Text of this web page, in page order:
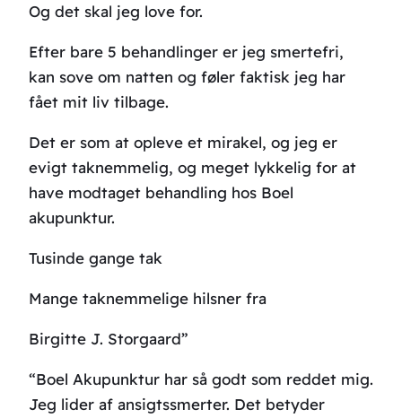
Og det skal jeg love for.
Efter bare 5 behandlinger er jeg smertefri,
kan sove om natten og føler faktisk jeg har
fået mit liv tilbage.
Det er som at opleve et mirakel, og jeg er
evigt taknemmelig, og meget lykkelig for at
have modtaget behandling hos Boel
akupunktur.
Tusinde gange tak
Mange taknemmelige hilsner fra
Birgitte J. Storgaard”
“Boel Akupunktur har så godt som reddet mig.
Jeg lider af ansigtssmerter. Det betyder